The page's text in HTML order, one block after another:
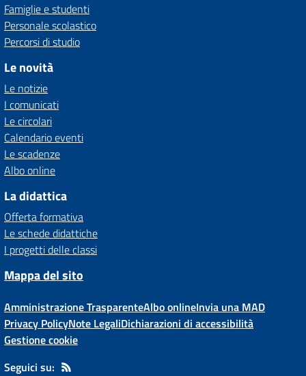
Famiglie e studenti
Personale scolastico
Percorsi di studio
Le novità
Le notizie
I comunicati
Le circolari
Calendario eventi
Le scadenze
Albo online
La didattica
Offerta formativa
Le schede didattiche
I progetti delle classi
Mappa del sito
Amministrazione TrasparenteAlbo onlineInvia una MAD
Privacy PolicyNote LegaliDichiarazioni di accessibilità
Gestione cookie
Seguici su: